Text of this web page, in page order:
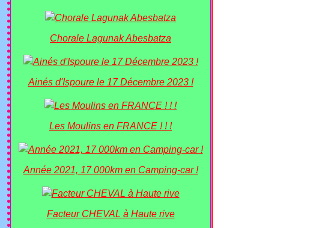
Chorale Lagunak Abesbatza
Ainés d'Ispoure le 17 Décembre 2023 !
Les Moulins en FRANCE ! ! !
Année 2021, 17 000km en Camping-car !
Facteur CHEVAL à Haute rive